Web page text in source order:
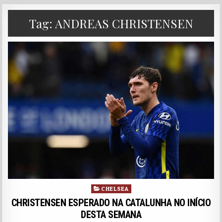
Tag: ANDREAS CHRISTENSEN
Posted in
CHELSEA
CHRISTENSEN ESPERADO NA CATALUNHA NO INÍCIO
DESTA SEMANA